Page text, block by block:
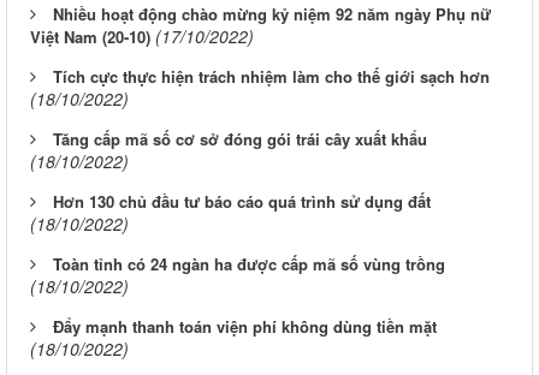
Nhiều hoạt động chào mừng kỷ niệm 92 năm ngày Phụ nữ
Việt Nam (20-10) (17/10/2022)
Tích cực thực hiện trách nhiệm làm cho thế giới sạch hơn
(18/10/2022)
Tăng cấp mã số cơ sở đóng gói trái cây xuất khẩu
(18/10/2022)
Hơn 130 chủ đầu tư báo cáo quá trình sử dụng đất
(18/10/2022)
Toàn tỉnh có 24 ngàn ha được cấp mã số vùng trồng
(18/10/2022)
Đẩy mạnh thanh toán viện phí không dùng tiền mặt
(18/10/2022)